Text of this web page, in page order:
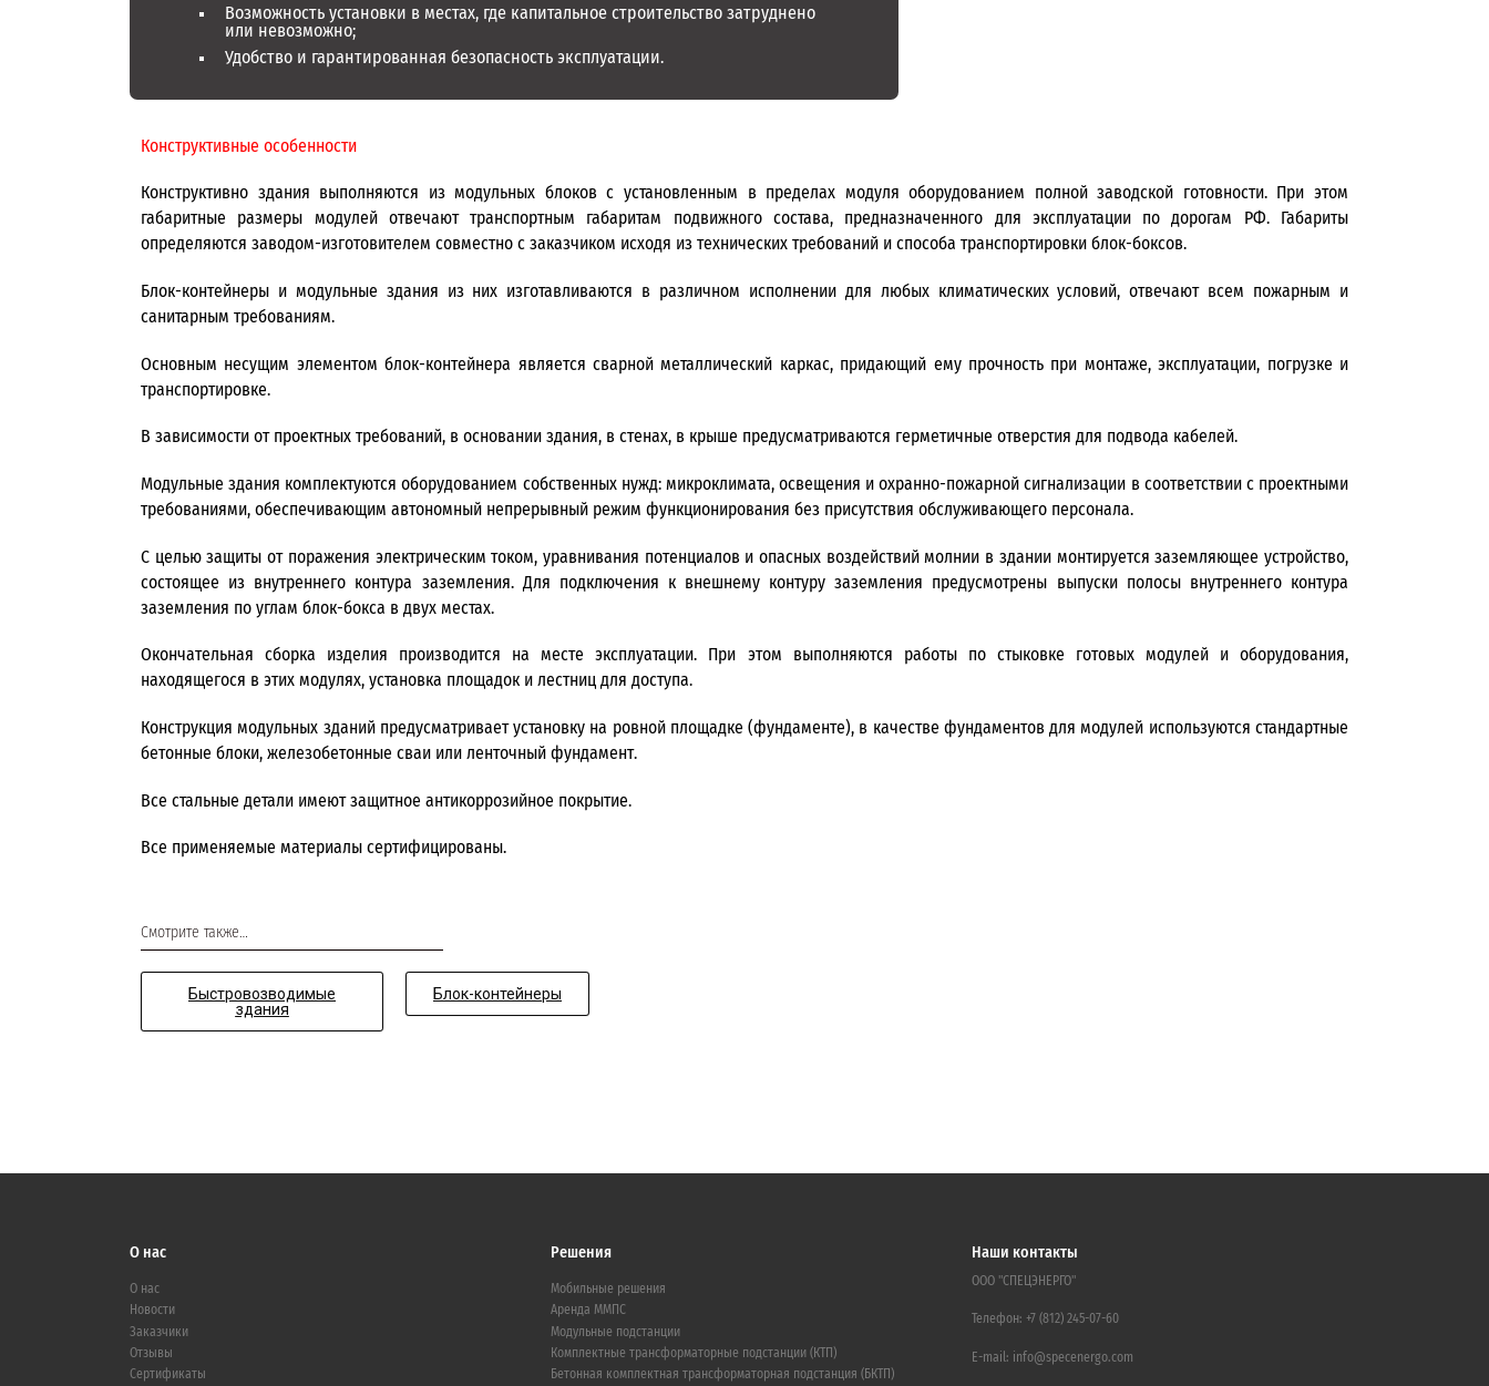
Возможность установки в местах, где капитальное строительство затруднено
или невозможно;
Удобство и гарантированная безопасность эксплуатации.
Конструктивные особенности
Конструктивно здания выполняются из модульных блоков с установленным в пределах модуля оборудованием полной заводской готовности. При этом
габаритные размеры модулей отвечают транспортным габаритам подвижного состава, предназначенного для эксплуатации по дорогам РФ. Габариты
определяются заводом-изготовителем совместно с заказчиком исходя из технических требований и способа транспортировки блок-боксов.
Блок-контейнеры и модульные здания из них изготавливаются в различном исполнении для любых климатических условий, отвечают всем пожарным и
санитарным требованиям.
Основным несущим элементом блок-контейнера является сварной металлический каркас, придающий ему прочность при монтаже, эксплуатации, погрузке и
транспортировке.
В зависимости от проектных требований, в основании здания, в стенах, в крыше предусматриваются герметичные отверстия для подвода кабелей.
Модульные здания комплектуются оборудованием собственных нужд: микроклимата, освещения и охранно-пожарной сигнализации в соответствии с проектными
требованиями, обеспечивающим автономный непрерывный режим функционирования без присутствия обслуживающего персонала.
С целью защиты от поражения электрическим током, уравнивания потенциалов и опасных воздействий молнии в здании монтируется заземляющее устройство,
состоящее из внутреннего контура заземления. Для подключения к внешнему контуру заземления предусмотрены выпуски полосы внутреннего контура
заземления по углам блок-бокса в двух местах.
Окончательная сборка изделия производится на месте эксплуатации. При этом выполняются работы по стыковке готовых модулей и оборудования,
находящегося в этих модулях, установка площадок и лестниц для доступа.
Конструкция модульных зданий предусматривает установку на ровной площадке (фундаменте), в качестве фундаментов для модулей используются стандартные
бетонные блоки, железобетонные сваи или ленточный фундамент.
Все стальные детали имеют защитное антикоррозийное покрытие.
Все применяемые материалы сертифицированы.
Смотрите также…
Быстровозводимые
здания
Блок-контейнеры
О нас
О нас
Новости
Заказчики
Отзывы
Сертификаты
Решения
Мобильные решения
Аренда ММПС
Модульные подстанции
Комплектные трансформаторные подстанции (КТП)
Бетонная комплектная трансформаторная подстанция (БКТП)
Наши контакты
ООО "СПЕЦЭНЕРГО"
Телефон: +7 (812) 245-07-60
E-mail: info@specenergo.com